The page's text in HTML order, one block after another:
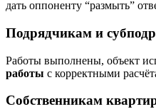
дать оппоненту “размыть”
Подрядчикам и
Работы выполнены, объект
работы с корректными
Собственникам